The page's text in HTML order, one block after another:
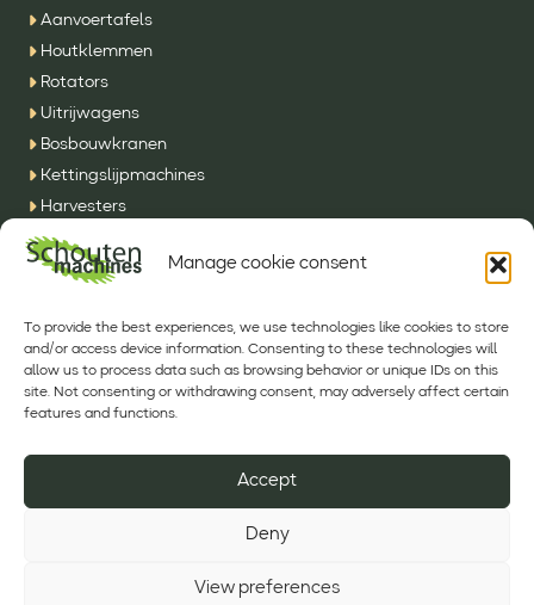
Manage cookie consent
To provide the best experiences, we use technologies like cookies to store
and/or access device information. Consenting to these technologies will
allow us to process data such as browsing behavior or unique IDs on this
site. Not consenting or withdrawing consent, may adversely affect certain
features and functions.
Accept
Deny
View preferences
Aanvoertafels
Houtklemmen
Rotators
Uitrijwagens
Bosbouwkranen
Kettingslijpmachines
Harvesters
SFE Machines
Overig
CONTACT
Phone: +31 (0) 493 342210
E-mail:
info@sfeh.nl
Volg ons op